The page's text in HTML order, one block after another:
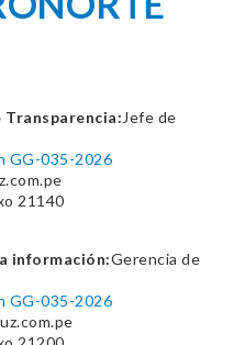
Jefe de
GG-035-2026
21140
información:Gerencia de
GG-035-2026